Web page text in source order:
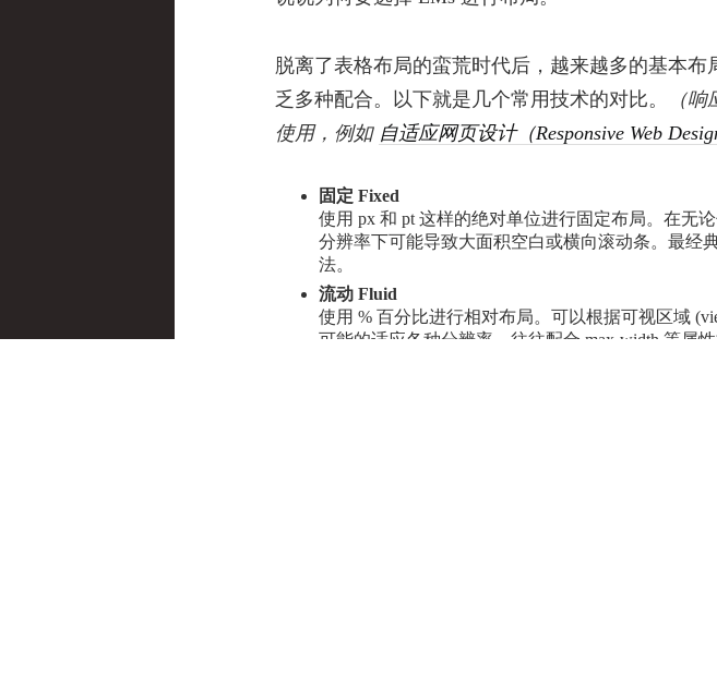
脱离了表格布局的蛮荒时代后，越来越多的基本
乏多种配合。以下就是几个常用技术的对比。
（
使用，例如 自适应网页设计（Responsive Web
固定 Fixed
使用 px 和 pt 这样的绝对单位进行固定布局。在无
分辨率下可能导致大面积空白或横向滚动条。最经
法。
流动 Fluid
使用 % 百分比进行相对布局。可以根据可视区域
可能的适应各种分辨率。往往配合 max-width 等属